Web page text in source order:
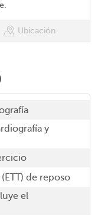
Ubicación
y
de reposo
el